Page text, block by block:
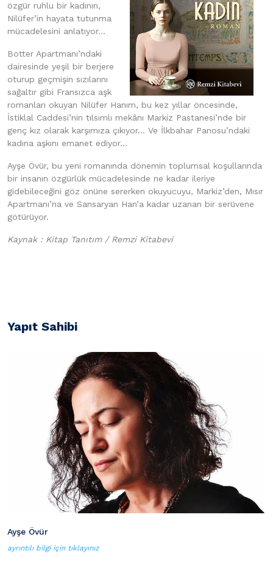
özgür ruhlu bir kadının,
Nilüfer’in hayata tutunma
mücadelesini anlatıyor...
Botter Apartmanı’ndaki
dairesinde yeşil bir berjere
oturup geçmişin sızılarını
sağaltır gibi Fransızca aşk
romanları okuyan Nilüfer Hanım, bu kez yıllar öncesinde,
İstiklal Caddesi’nin tılsımlı mekânı Markiz Pastanesi’nde bir
genç kız olarak karşımıza çıkıyor… Ve İlkbahar Panosu’ndaki
kadına aşkını emanet ediyor…
Ayşe Övür, bu yeni romanında dönemin toplumsal koşullarında
bir insanın özgürlük mücadelesinde ne kadar ileriye
gidebileceğini göz önüne sererken okuyucuyu, Markiz’den, Mısır
Apartmanı’na ve Sansaryan Han’a kadar uzanan bir serüvene
götürüyor.
Kaynak : Kitap Tanıtım / Remzi Kitabevi
Yapıt Sahibi
Ayşe Övür
ayrıntılı bilgi için tıklayınız